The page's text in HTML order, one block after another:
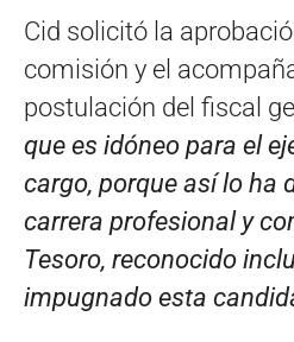
Cid solicitó la
comisión y el
postulación del fiscal
que es idóneo para el
cargo, porque así lo ha
carrera profesional y
Tesoro, reconocido
impugnado esta